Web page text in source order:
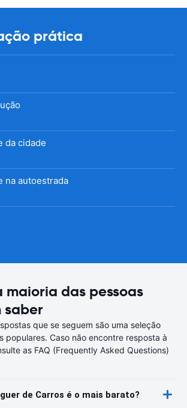
prática
da cidade
na autoestrada
maioria das pessoas
saber
que se seguem são uma seleção
populares. Caso não encontre resposta à
as FAQ (Frequently Asked Questions)
de Carros é o mais barato?